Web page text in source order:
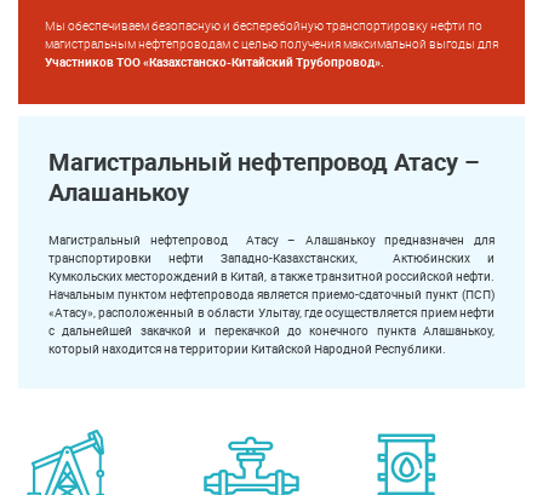
Мы обеспечиваем безопасную и бесперебойную транспортировку нефти по
магистральным нефтепроводам с целью получения максимальной выгоды для
Участников ТОО «Казахстанско-Китайский Трубопровод».
Магистральный нефтепровод Атасу –
Алашанькоу
Магистральный нефтепровод Атасу – Алашанькоу предназначен для
транспортировки нефти Западно-Казахстанских, Актюбинских и
Кумкольских месторождений в Китай, а также транзитной российской нефти.
Начальным пунктом нефтепровода является приемо-сдаточный пункт (ПСП)
«Атасу», расположенный в области Улытау, где осуществляется прием нефти
с дальнейшей закачкой и перекачкой до конечного пункта Алашанькоу,
который находится на территории Китайской Народной Республики.